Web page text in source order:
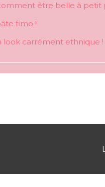
être belle à petit
fimo !
look carrément ethnique !